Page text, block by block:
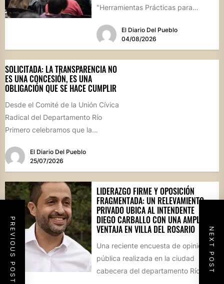
PREVIOUS POST NEXT POST
"Herramientas Prácticas para
destinada a emprendedores,...
El Diario Del Pueblo
04/08/2026
SOLICITADA: LA TRANSPARENCIA NO
ES UNA CONCESIÓN, ES UNA
OBLIGACIÓN QUE SE HACE CUMPLIR
Desde el Comité de la Unión Cívica
Radical del Departamento Río
Primero celebramos que la
haya...
El Diario Del Pueblo
25/07/2026
LIDERAZGO FIRME Y OPOSICIÓN
FRAGMENTADA: UN RELEVAMIENTO
PRIVADO UBICA AL INTENDENTE
DIEGO CARBALLO CON UNA AMPLIA
VENTAJA EN VILLA DEL ROSARIO
Una reciente encuesta de opinión
pública realizada en la ciudad
cabecera del departamento Río